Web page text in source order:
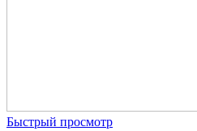
Быстрый просмотр